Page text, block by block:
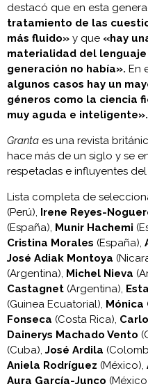
destacó que en esta
tratamiento de las
más fluido» y que «hay
materialidad del
generación no había». En
algunos casos hay un
géneros como la ciencia
muy aguda e inteligente».
Granta es una revista
hace más de un siglo y se
respetadas e influyentes
Lista completa de
(Perú), Irene Reyes-
(España), Munir Hachemi
Cristina Morales (España),
José Adiak Montoya
(Argentina), Michel Nieva
Castagnet (Argentina),
(Guinea Ecuatorial), Mónica
Fonseca (Costa Rica),
Dainerys Machado Vento
(Cuba), José Ardila
Aniela Rodríguez (México),
Aura García-Junco